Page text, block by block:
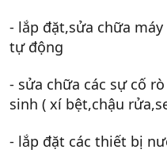
- lắp đặt,sửa chữa
tự động
- sửa chữa các sự cố
sinh ( xí bệt,chậu
- lắp đặt các thiết bị